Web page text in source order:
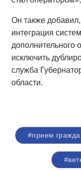
Он также добавил,
интеграция
дополнительного
исключить
служба
области.
#прием